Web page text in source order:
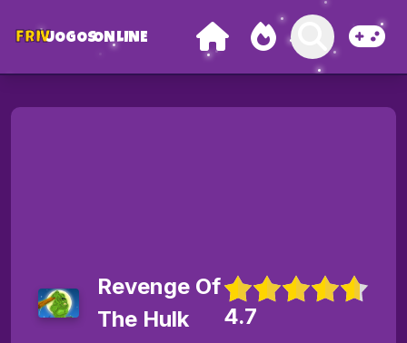
FRIVJOGOSONLINE
Revenge Of
The Hulk
4.7